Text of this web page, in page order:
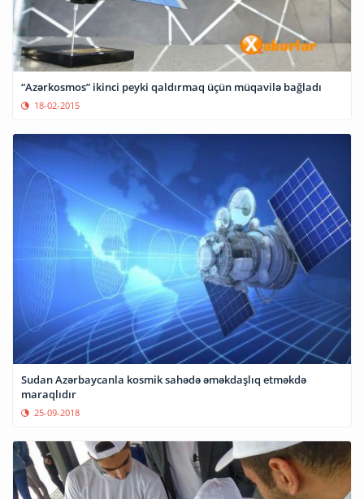
“Azərkosmos” ikinci peyki qaldırmaq üçün müqavilə bağladı
18-02-2015
Sudan Azərbaycanla kosmik sahədə əməkdaşlıq etməkdə
maraqlıdır
25-09-2018